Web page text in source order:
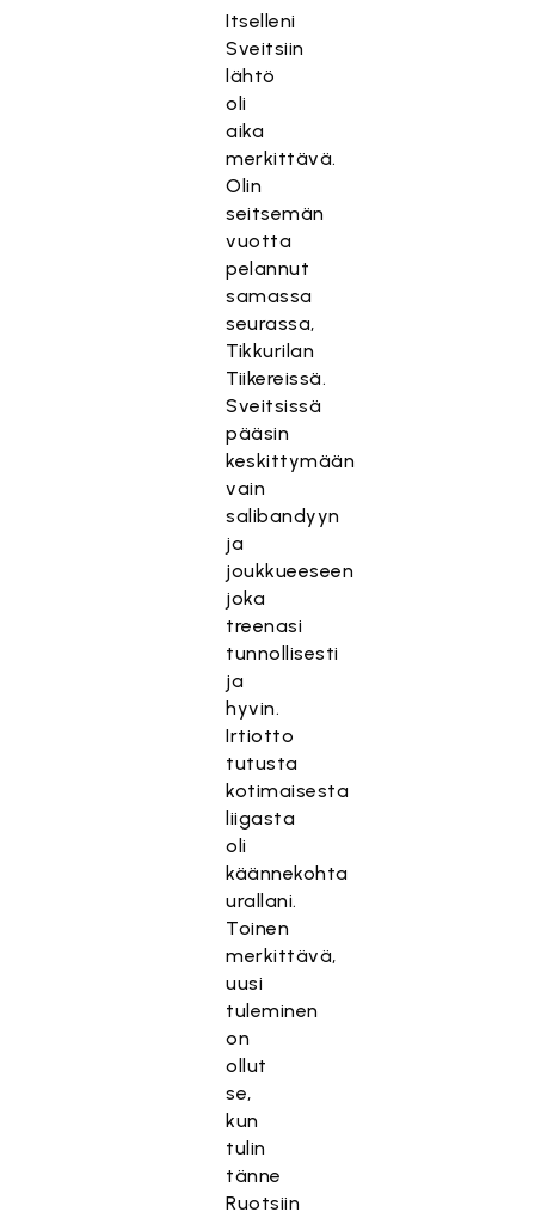
Itselleni
Sveitsiin
lähtö
oli
aika
merkittävä.
Olin
seitsemän
vuotta
pelannut
samassa
seurassa,
Tikkurilan
Tiikereissä.
Sveitsissä
pääsin
keskittymään
vain
salibandyyn
ja
joukkueeseen
joka
treenasi
tunnollisesti
ja
hyvin.
Irtiotto
tutusta
kotimaisesta
liigasta
oli
käännekohta
urallani.
Toinen
merkittävä,
uusi
tuleminen
on
ollut
se,
kun
tulin
tänne
Ruotsiin